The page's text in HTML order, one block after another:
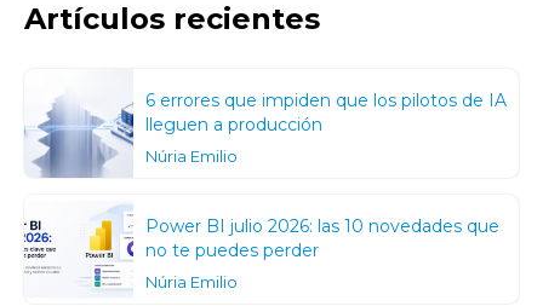
Artículos recientes
6 errores que impiden que los pilotos de IA
lleguen a producción
Núria Emilio
Power BI julio 2026: las 10 novedades que
no te puedes perder
Núria Emilio